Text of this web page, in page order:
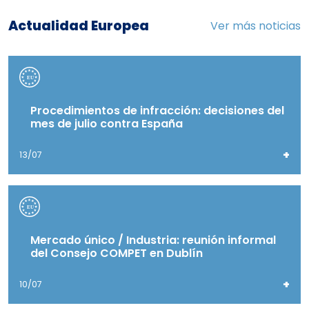
Actualidad Europea Ver más noticias
Procedimientos de infracción: decisiones del
mes de julio contra España
13/07 +
Mercado único / Industria: reunión informal
del Consejo COMPET en Dublín
10/07 +